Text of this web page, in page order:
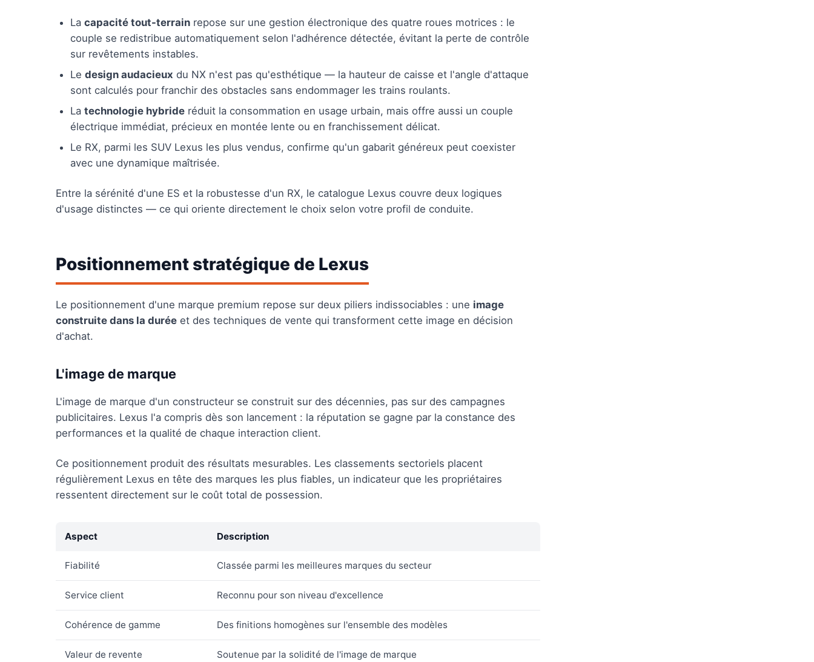
La capacité tout-terrain repose sur une gestion électronique des quatre roues motrices : le
couple se redistribue automatiquement selon l'adhérence détectée, évitant la perte de contrôle
sur revêtements instables.
Le design audacieux du NX n'est pas qu'esthétique — la hauteur de caisse et l'angle d'attaque
sont calculés pour franchir des obstacles sans endommager les trains roulants.
La technologie hybride réduit la consommation en usage urbain, mais offre aussi un couple
électrique immédiat, précieux en montée lente ou en franchissement délicat.
Le RX, parmi les SUV Lexus les plus vendus, confirme qu'un gabarit généreux peut coexister
avec une dynamique maîtrisée.
Entre la sérénité d'une ES et la robustesse d'un RX, le catalogue Lexus couvre deux logiques
d'usage distinctes — ce qui oriente directement le choix selon votre profil de conduite.
Positionnement stratégique de Lexus
Le positionnement d'une marque premium repose sur deux piliers indissociables : une image
construite dans la durée et des techniques de vente qui transforment cette image en décision
d'achat.
L'image de marque
L'image de marque d'un constructeur se construit sur des décennies, pas sur des campagnes
publicitaires. Lexus l'a compris dès son lancement : la réputation se gagne par la constance des
performances et la qualité de chaque interaction client.
Ce positionnement produit des résultats mesurables. Les classements sectoriels placent
régulièrement Lexus en tête des marques les plus fiables, un indicateur que les propriétaires
ressentent directement sur le coût total de possession.
Aspect Description
Fiabilité Classée parmi les meilleures marques du secteur
Service client Reconnu pour son niveau d'excellence
Cohérence de gamme Des finitions homogènes sur l'ensemble des modèles
Valeur de revente Soutenue par la solidité de l'image de marque